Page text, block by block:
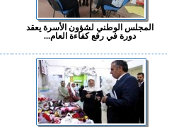
المجلس الوطني لشؤون الأسرة يعقد
دورة في رفع كفاءة العام...